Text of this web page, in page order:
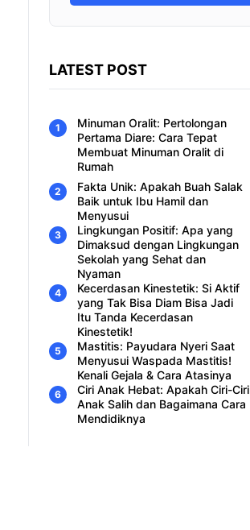
LATEST POST
Minuman Oralit: Pertolongan
Pertama Diare: Cara Tepat
Membuat Minuman Oralit di
Rumah
Fakta Unik: Apakah Buah Salak
Baik untuk Ibu Hamil dan
Menyusui
Lingkungan Positif: Apa yang
Dimaksud dengan Lingkungan
Sekolah yang Sehat dan
Nyaman
Kecerdasan Kinestetik: Si Aktif
yang Tak Bisa Diam Bisa Jadi
Itu Tanda Kecerdasan
Kinestetik!
Mastitis: Payudara Nyeri Saat
Menyusui Waspada Mastitis!
Kenali Gejala & Cara Atasinya
Ciri Anak Hebat: Apakah Ciri-Ciri
Anak Salih dan Bagaimana Cara
Mendidiknya